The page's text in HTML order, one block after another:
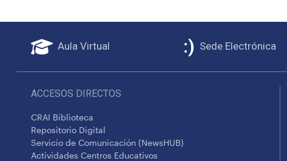
Aula Virtual Sede Electrónica
ACCESOS DIRECTOS
CRAI Biblioteca
Repositorio Digital
Servicio de Comunicación (NewsHUB)
Actividades Centros Educativos